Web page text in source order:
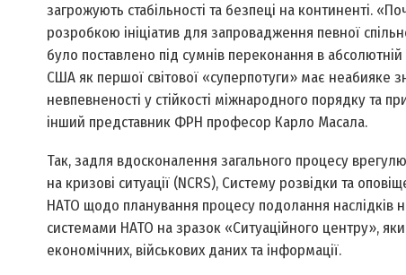
загрожують стабільності та безпеці на континенті.
розробкою ініціатив для запровадження певної
було поставлено під сумнів переконання в
США як першої світової «суперпотуги» має неабияке
невпевненості у стійкості міжнародного порядку та
інший представник ФРН професор Карло Масала.
Так, задля вдосконалення загального процесу
на кризові ситуації (NCRS), Систему розвідки та
НАТО щодо планування процесу подолання наслідків
системами НАТО на зразок «Ситуаційного центру»,
економічних, військових даних та інформації.